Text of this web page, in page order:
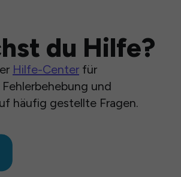
du Hilfe?
Hilfe-Center für
und
häufig gestellte Fragen.